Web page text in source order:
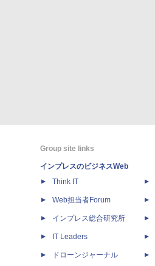
Group site links
インプレスのビジネスWeb
Think IT
Web担当者Forum
インプレス総合研究所
IT Leaders
ドローンジャーナル